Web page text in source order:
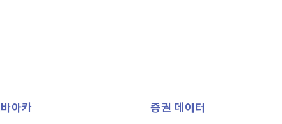
아카
증권 데이터